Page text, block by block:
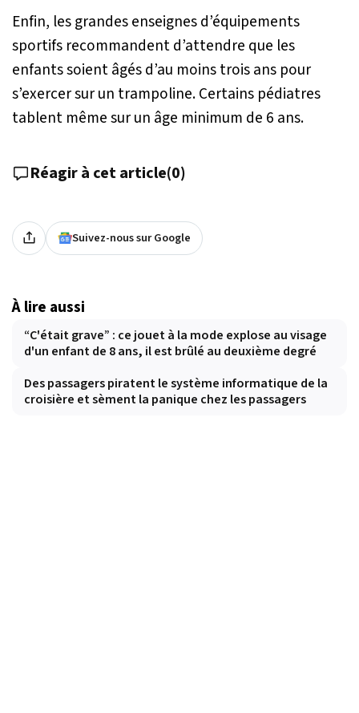
Enfin, les grandes enseignes d’équipements
sportifs recommandent d’attendre que les
enfants soient âgés d’au moins trois ans pour
s’exercer sur un trampoline. Certains pédiatres
tablent même sur un âge minimum de 6 ans.
Réagir à cet article(0)
Suivez-nous sur Google
À lire aussi
“C'était grave” : ce jouet à la mode explose au visage
d'un enfant de 8 ans, il est brûlé au deuxième degré
Des passagers piratent le système informatique de la
croisière et sèment la panique chez les passagers